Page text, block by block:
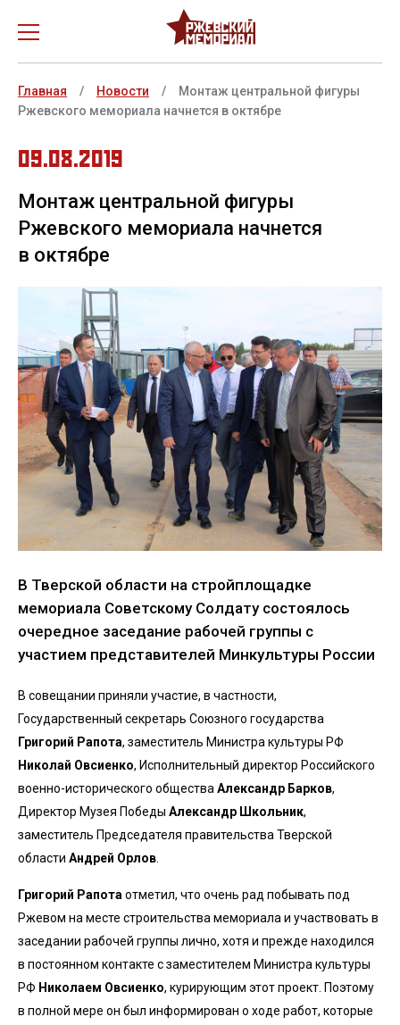
Новости
Ржевская битва
Медиа
Главная / Новости /
Монтаж центральной фигуры
Ржевского мемориала начнется в октябре
Монтаж центральной фигуры
Ржевского мемориала начнется
в октябре
09.08.2019
В Тверской области на стройплощадке
мемориала Советскому Солдату состоялось
очередное заседание рабочей группы с
участием представителей Минкультуры России
В совещании приняли участие, в частности,
Государственный секретарь Союзного государства
Григорий Рапота, заместитель Министра культуры РФ
Николай Овсиенко, Исполнительный директор Российского
военно-исторического общества Александр Барков,
Директор Музея Победы Александр Школьник,
заместитель Председателя правительства Тверской
области Андрей Орлов
Григорий Рапота отметил, что очень рад побывать под
Ржевом на месте строительства мемориала и участвовать в
заседании рабочей группы лично, хотя и прежде находился
в постоянном контакте с заместителем Министра культуры
РФ Николаем Овсиенко, курирующим этот проект. Поэтому
в полной мере он был информирован о ходе работ, которые